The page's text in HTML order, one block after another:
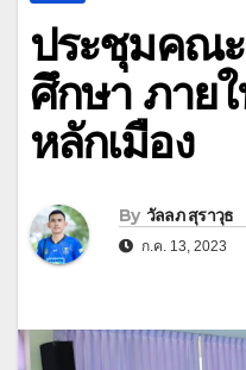
ประชุมคณ
ศึกษา ภาย
หลักเมือง
By วัลลภ สุราวุธ
ก.ค. 13, 2023